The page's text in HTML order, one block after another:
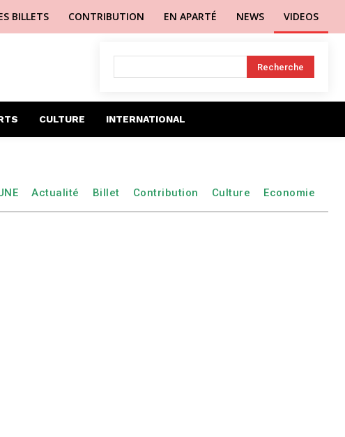
BILLETS CONTRIBUTION EN APARTÉ NEWS VIDEOS
Recherche
CULTURE INTERNATIONAL
Actualité Billet Contribution Culture Economie